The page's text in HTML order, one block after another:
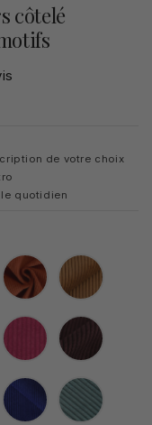
côtelé
de votre choix
quotidien
TerracottaMarron
FramboisePrune
Bleu
roy
Lichen